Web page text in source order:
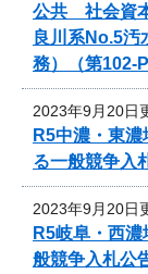
公共 社会資
良川系No.5汚
務）（第102-
2023年9月20日
R5中濃・東
る一般競争入
2023年9月20日
R5岐阜・西
般競争入札公